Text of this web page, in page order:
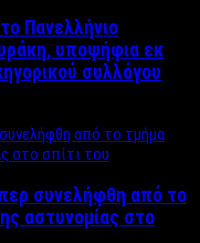
Πανελλήνιο
υποψήφια εκ
συλλόγου
συνελήφθη από το
αστυνομίας στο